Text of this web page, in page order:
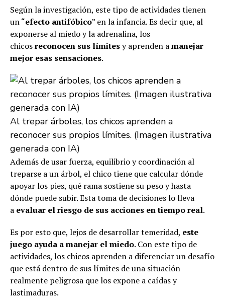
Según la investigación, este tipo de actividades tienen
un “efecto antifóbico” en la infancia. Es decir que, al
exponerse al miedo y la adrenalina, los
chicosreconocen sus límitesy aprenden amanejar
mejor esas sensaciones.
Al trepar árboles, los chicos aprenden a
reconocer sus propios límites. (Imagen ilustrativa
generada con IA)
Además de usar fuerza, equilibrio y coordinación al
treparse a un árbol, el chico tiene que calcular dónde
apoyar los pies, qué rama sostiene su peso y hasta
dónde puede subir. Esta toma de decisiones lo lleva
a evaluar el riesgo de sus acciones en tiempo real.
Es por esto que, lejos de desarrollar temeridad, este
juego ayuda a manejar el miedo. Con este tipo de
actividades, los chicos aprenden a diferenciar un desafío
que está dentro de sus límites de una situación
realmente peligrosa que los expone a caídas y
lastimaduras.